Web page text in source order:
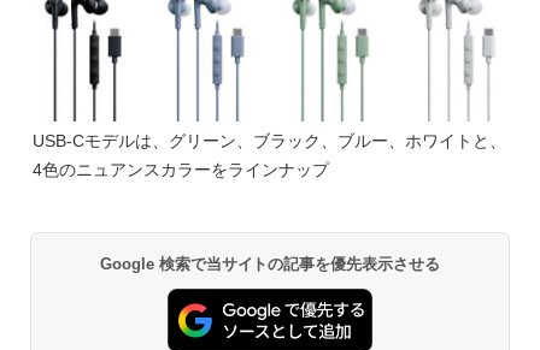
USB-Cモデルは、グリーン、ブラック、ブルー、ホワイトと、
4色のニュアンスカラーをラインナップ
Google 検索で当サイトの記事を優先表示させる